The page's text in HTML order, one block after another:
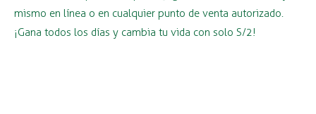
mismo en línea o en cualquier punto de venta autorizado.
¡Gana todos los días y cambia tu vida con solo S/2!